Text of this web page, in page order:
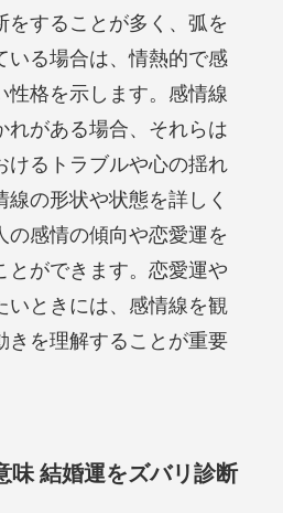
をすることが多く、弧を
いる場合は、情熱的で感
性格を示します。感情線
れがある場合、それらは
けるトラブルや心の揺れ
線の形状や状態を詳しく
の感情の傾向や恋愛運を
とができます。恋愛運や
いときには、感情線を観
きを理解することが重要
味 結婚運をズバリ診断